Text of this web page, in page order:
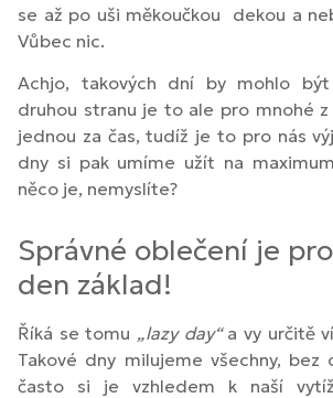
se až po uši měkoučkou dekou a
Vůbec nic.
Achjo, takových dní by mohlo
druhou stranu je to ale pro mnohé z
jednou za čas, tudíž je to pro nás
dny si pak umíme užít na
něco je, nemyslíte?
Správné oblečení je
den základ!
Říká se tomu „lazy day“a vy určitě
Takové dny milujeme všechny,
často si je vzhledem k naší